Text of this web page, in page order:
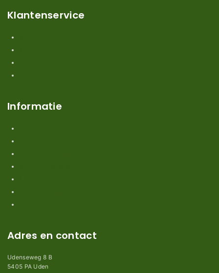
Klantenservice
Informatie
Adres en contact
Udenseweg 8 B
5405 PA Uden